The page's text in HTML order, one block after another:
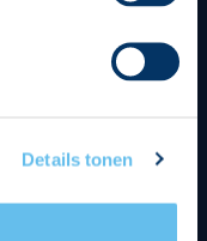
Details tonen